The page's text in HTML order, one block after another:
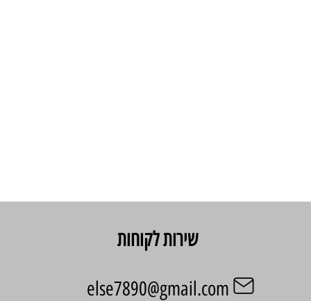
שירות לקוחות
else7890@gmail.com